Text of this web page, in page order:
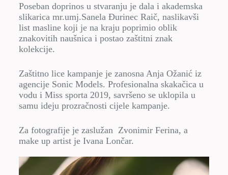
Poseban doprinos u stvaranju je dala i akademska
slikarica mr.umj.Sanela Đurinec Raič, naslikavši
list masline koji je na kraju poprimio oblik
znakovitih naušnica i postao zaštitni znak
kolekcije.
Zaštitno lice kampanje je zanosna Anja Ožanić iz
agencije Sonic Models. Profesionalna skakačica u
vodu i Miss sporta 2019, savršeno se uklopila u
samu ideju prozračnosti cijele kampanje.
Za fotografije je zaslužan Zvonimir Ferina, a
make up artist je Ivana Lončar.